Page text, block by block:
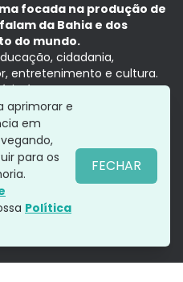
focada na produção de
da Bahia e dos
do mundo.
cidadania,
entretenimento e cultura.
é no tempo presente,
Aratu.
aprimorar e
em
para os
Política
FECHAR